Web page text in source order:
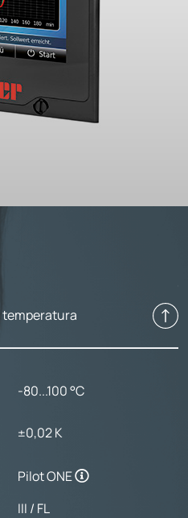
temperatura
-80...100 °C
±0,02 K
Pilot ONE
III / FL